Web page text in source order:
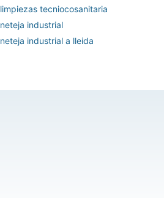
limpiezas tecniocosanitaria
neteja industrial
neteja industrial a lleida